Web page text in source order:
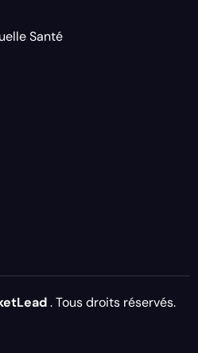
Santé
. Tous droits réservés.